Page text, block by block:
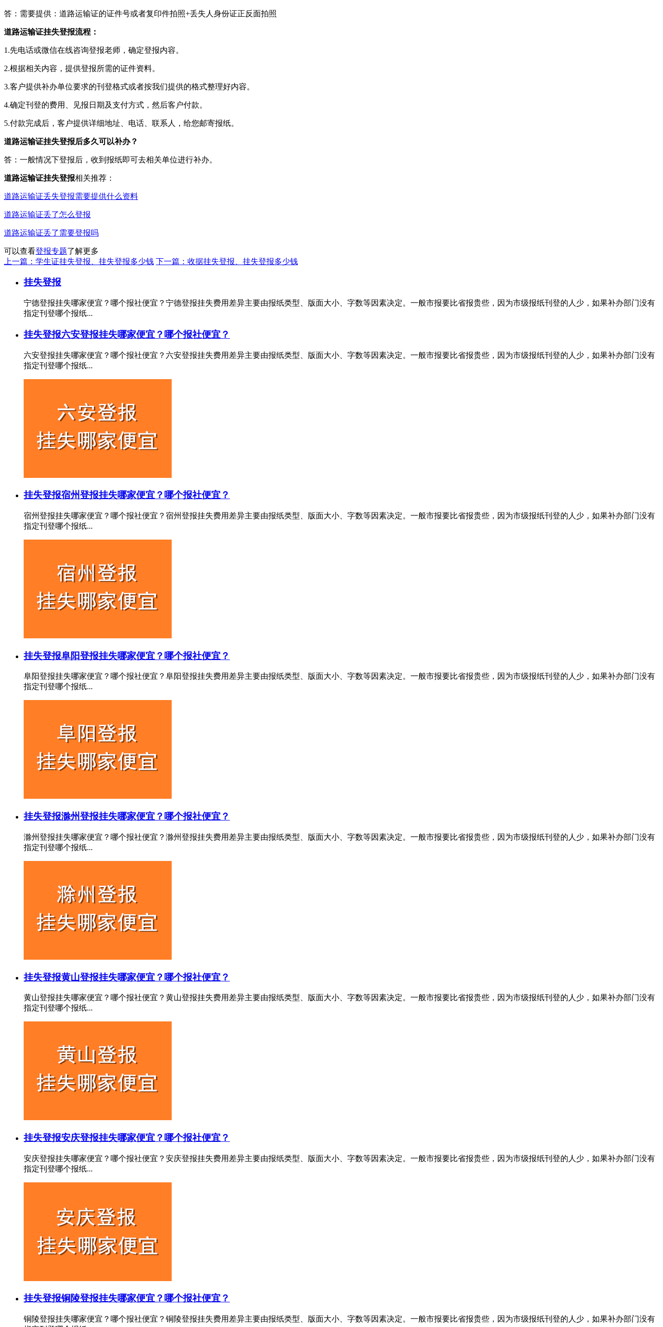
答：需要提供：道路运输证的证件号或者复印件拍照+丢失人身份证正反面拍照
道路运输证挂失登报流程：
1.先电话或微信在线咨询登报老师，确定登报内容。
2.根据相关内容，提供登报所需的证件资料。
3.客户提供补办单位要求的刊登格式或者按我们提供的格式整理好内容。
4.确定刊登的费用、见报日期及支付方式，然后客户付款。
5.付款完成后，客户提供详细地址、电话、联系人，给您邮寄报纸。
道路运输证挂失登报后多久可以补办？
答：一般情况下登报后，收到报纸即可去相关单位进行补办。
道路运输证挂失登报相关推荐：
道路运输证丢失登报需要提供什么资料
道路运输证丢了怎么登报
道路运输证丢了需要登报吗
可以查看登报专题了解更多
上一篇：学生证挂失登报、挂失登报多少钱 下一篇：收据挂失登报、挂失登报多少钱
挂失登报
宁德登报挂失哪家便宜？哪个报社便宜？宁德登报挂失费用差异主要由报纸类型、版面大小、字数等因素决定。一般市报要比省报贵些，因为市级报纸刊登的人少，如果补办部门没有
指定刊登哪个报纸...
挂失登报六安登报挂失哪家便宜？哪个报社便宜？
六安登报挂失哪家便宜？哪个报社便宜？六安登报挂失费用差异主要由报纸类型、版面大小、字数等因素决定。一般市报要比省报贵些，因为市级报纸刊登的人少，如果补办部门没有
指定刊登哪个报纸...
挂失登报宿州登报挂失哪家便宜？哪个报社便宜？
宿州登报挂失哪家便宜？哪个报社便宜？宿州登报挂失费用差异主要由报纸类型、版面大小、字数等因素决定。一般市报要比省报贵些，因为市级报纸刊登的人少，如果补办部门没有
指定刊登哪个报纸...
挂失登报阜阳登报挂失哪家便宜？哪个报社便宜？
阜阳登报挂失哪家便宜？哪个报社便宜？阜阳登报挂失费用差异主要由报纸类型、版面大小、字数等因素决定。一般市报要比省报贵些，因为市级报纸刊登的人少，如果补办部门没有
指定刊登哪个报纸...
挂失登报滁州登报挂失哪家便宜？哪个报社便宜？
滁州登报挂失哪家便宜？哪个报社便宜？滁州登报挂失费用差异主要由报纸类型、版面大小、字数等因素决定。一般市报要比省报贵些，因为市级报纸刊登的人少，如果补办部门没有
指定刊登哪个报纸...
挂失登报黄山登报挂失哪家便宜？哪个报社便宜？
黄山登报挂失哪家便宜？哪个报社便宜？黄山登报挂失费用差异主要由报纸类型、版面大小、字数等因素决定。一般市报要比省报贵些，因为市级报纸刊登的人少，如果补办部门没有
指定刊登哪个报纸...
挂失登报安庆登报挂失哪家便宜？哪个报社便宜？
安庆登报挂失哪家便宜？哪个报社便宜？安庆登报挂失费用差异主要由报纸类型、版面大小、字数等因素决定。一般市报要比省报贵些，因为市级报纸刊登的人少，如果补办部门没有
指定刊登哪个报纸...
挂失登报铜陵登报挂失哪家便宜？哪个报社便宜？
铜陵登报挂失哪家便宜？哪个报社便宜？铜陵登报挂失费用差异主要由报纸类型、版面大小、字数等因素决定。一般市报要比省报贵些，因为市级报纸刊登的人少，如果补办部门没有